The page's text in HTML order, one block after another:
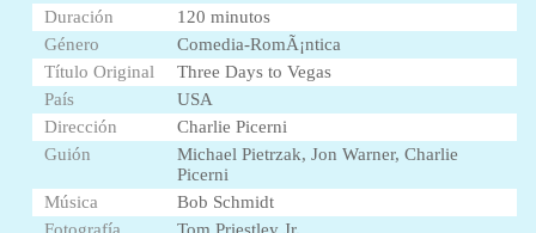
Duración
120 minutos
Género
Comedia-RomÃ¡ntica
Título Original
Three Days to Vegas
País
USA
Dirección
Charlie Picerni
Guión
Michael Pietrzak, Jon Warner, Charlie
Picerni
Música
Bob Schmidt